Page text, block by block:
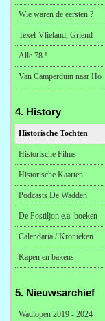
Wie waren de eersten ?
Texel-Vlieland, Griend
Alle 78 !
Van Camperduin naar Ho
4. History
Historische Tochten
Historische Films
Historische Kaarten
Podcasts De Wadden
De Postiljon e.a. boeken
Calendaria / Kronieken
Kapen en bakens
5. Nieuwsarchief
Wadlopen 2019 - 2024